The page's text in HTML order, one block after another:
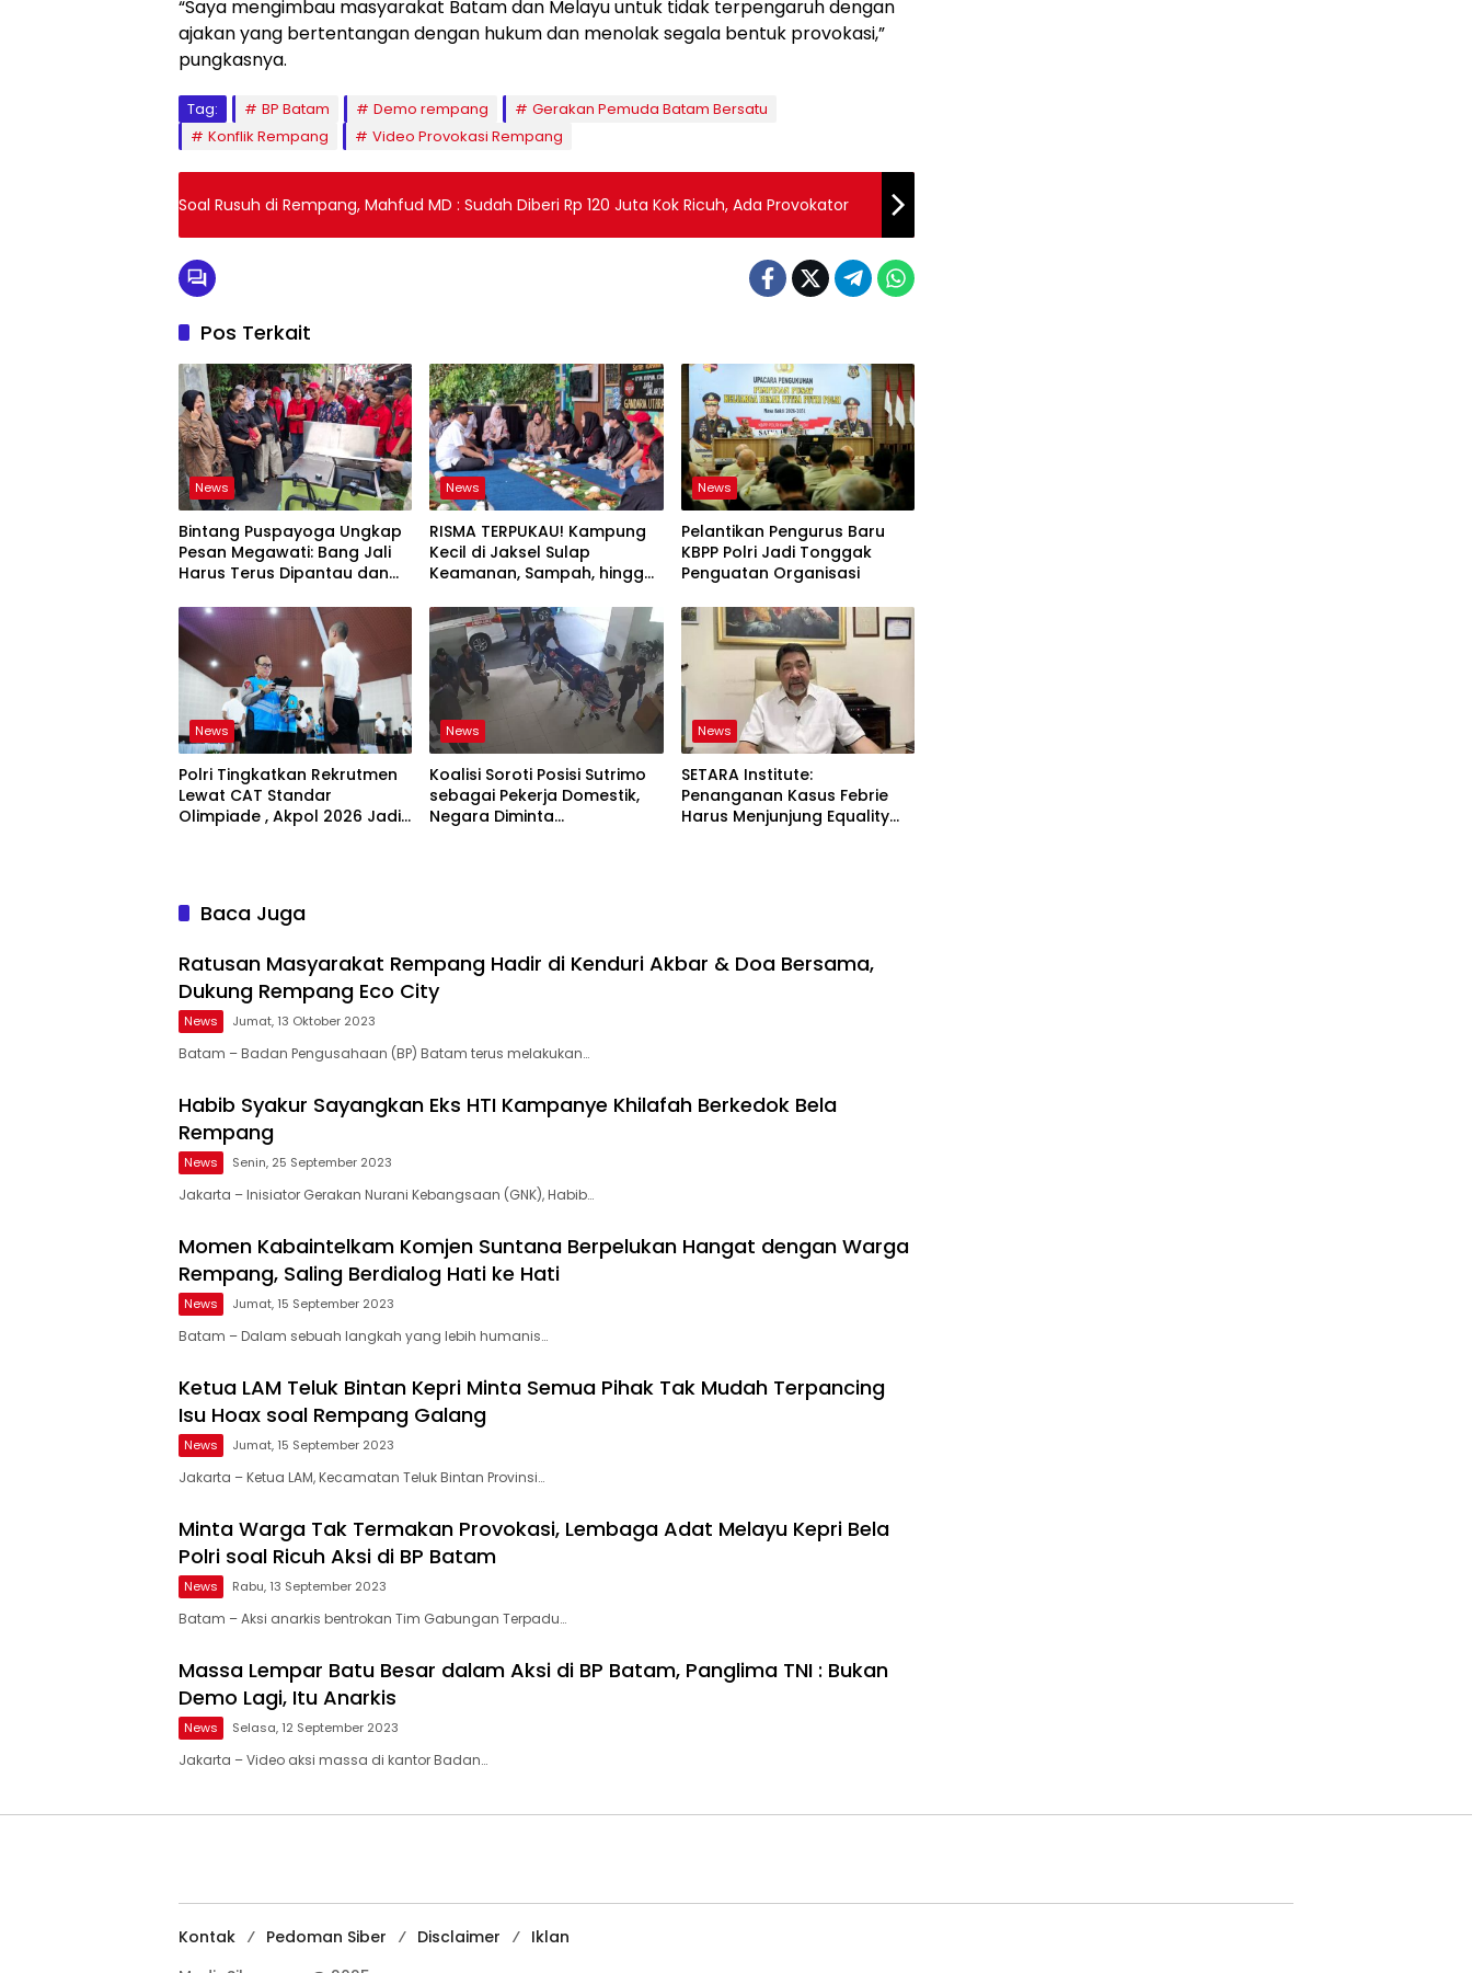
“Saya mengimbau masyarakat Batam dan Melayu untuk tidak terpengaruh dengan
ajakan yang bertentangan dengan hukum dan menolak segala bentuk provokasi,”
pungkasnya.
Tag: BP Batam Demo rempang
Gerakan Pemuda Batam Bersatu
Konflik Rempang
Video Provokasi Rempang
Soal Rusuh di Rempang, Mahfud MD : Sudah Diberi Rp 120 Juta Kok Ricuh, Ada Provokator
Pos Terkait
News
Bintang Puspayoga Ungkap
Pesan Megawati: Bang Jali
Harus Terus Dipantau dan
News
RISMA TERPUKAU! Kampung
Kecil di Jaksel Sulap
Keamanan, Sampah, hingga
Sistem
News
Pelantikan Pengurus Baru
KBPP Polri Jadi Tonggak
Penguatan Organisasi
News
Polri Tingkatkan Rekrutmen
Lewat CAT Standar
Olimpiade , Akpol 2026 Jadi
News
Koalisi Soroti Posisi Sutrimo
sebagai Pekerja Domestik,
Negara Diminta
News
SETARA Institute:
Penanganan Kasus Febrie
Harus Menjunjung Equality
Baca Juga
Ratusan Masyarakat Rempang Hadir di Kenduri Akbar & Doa Bersama,
Dukung Rempang Eco City
News Jumat, 13 Oktober 2023
Batam – Badan Pengusahaan (BP) Batam terus melakukan…
Habib Syakur Sayangkan Eks HTI Kampanye Khilafah Berkedok Bela
Rempang
News Senin, 25 September 2023
Jakarta – Inisiator Gerakan Nurani Kebangsaan (GNK), Habib…
Momen Kabaintelkam Komjen Suntana Berpelukan Hangat dengan Warga
Rempang, Saling Berdialog Hati ke Hati
News Jumat, 15 September 2023
Batam – Dalam sebuah langkah yang lebih humanis…
Ketua LAM Teluk Bintan Kepri Minta Semua Pihak Tak Mudah Terpancing
Isu Hoax soal Rempang Galang
News Jumat, 15 September 2023
Jakarta – Ketua LAM, Kecamatan Teluk Bintan Provinsi…
Minta Warga Tak Termakan Provokasi, Lembaga Adat Melayu Kepri Bela
Polri soal Ricuh Aksi di BP Batam
News Rabu, 13 September 2023
Batam – Aksi anarkis bentrokan Tim Gabungan Terpadu…
Massa Lempar Batu Besar dalam Aksi di BP Batam, Panglima TNI : Bukan
Demo Lagi, Itu Anarkis
News Selasa, 12 September 2023
Jakarta – Video aksi massa di kantor Badan…
Kontak Pedoman Siber Disclaimer
Iklan